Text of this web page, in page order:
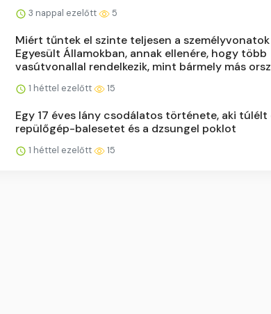
3 nappal ezelőtt 5
Miért tűntek el szinte teljesen a személyvonatok
Egyesült Államokban, annak ellenére, hogy több
vasútvonallal rendelkezik, mint bármely más
1 héttel ezelőtt 15
Egy 17 éves lány csodálatos története, aki túlélt
repülőgép-balesetet és a dzsungel poklot
1 héttel ezelőtt 15